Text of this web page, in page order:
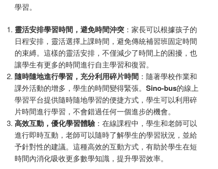
學習。
靈活安排學習時間，避免時間沖突 ：家長可以根據孩子的
日程安排，靈活選擇上課時間，避免傳統補習班固定時間
的束縛。這樣的靈活安排，不僅減少了時間上的困擾，也
讓學生有更多的時間進行自主學習和復習。
隨時隨地進行學習，充分利用碎片時間 ：隨著學校作業和
課外活動的增多，學生的時間變得緊張。 Sino-bus的線上
學習平台提供隨時隨地學習的便捷方式，學生可以利用碎
片時間進行學習，不會錯過任何一個進步的機會。
高效互動，優化學習體驗：在線課程中，學生和老師可以
進行即時互動，老師可以隨時了解學生的學習狀況，並給
予針對性的建議。這種高效的互動方式，有助於學生在短
時間內消化吸收更多數學知識，提升學習效率。